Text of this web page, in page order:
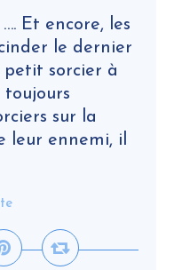
Et encore, les
le dernier
petit sorcier à
toujours
sur la
leur ennemi, il